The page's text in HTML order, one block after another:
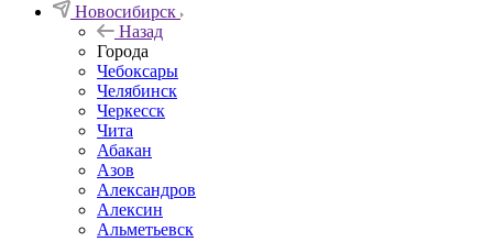
Новосибирск
Назад
Города
Чебоксары
Челябинск
Черкесск
Чита
Абакан
Азов
Александров
Алексин
Альметьевск